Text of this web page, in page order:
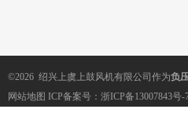
©2026 绍兴上虞上鼓风机有限公司作为负
网站地图 ICP备案号： 浙ICP备13007843号-